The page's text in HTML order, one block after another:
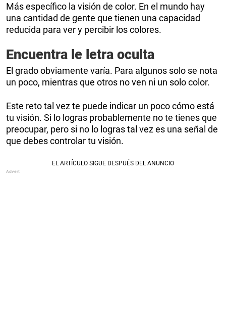
Más específico la visión de color. En el mundo hay
una cantidad de gente que tienen una capacidad
reducida para ver y percibir los colores.
Encuentra le letra oculta
El grado obviamente varía. Para algunos solo se nota
un poco, mientras que otros no ven ni un solo color.
Este reto tal vez te puede indicar un poco cómo está
tu visión. Si lo logras probablemente no te tienes que
preocupar, pero si no lo logras tal vez es una señal de
que debes controlar tu visión.